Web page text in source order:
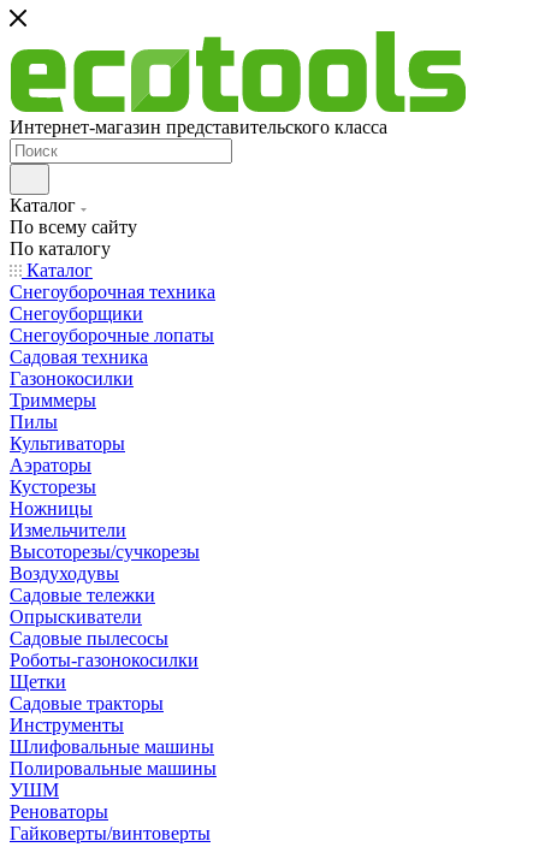
Интернет-магазин представительского класса
Каталог
По всему сайту
По каталогу
Каталог
Снегоуборочная техника
Снегоуборщики
Снегоуборочные лопаты
Садовая техника
Газонокосилки
Триммеры
Пилы
Культиваторы
Аэраторы
Кусторезы
Ножницы
Измельчители
Высоторезы/сучкорезы
Воздуходувы
Садовые тележки
Опрыскиватели
Садовые пылесосы
Роботы-газонокосилки
Щетки
Садовые тракторы
Инструменты
Шлифовальные машины
Полировальные машины
УШМ
Реноваторы
Гайковерты/винтоверты